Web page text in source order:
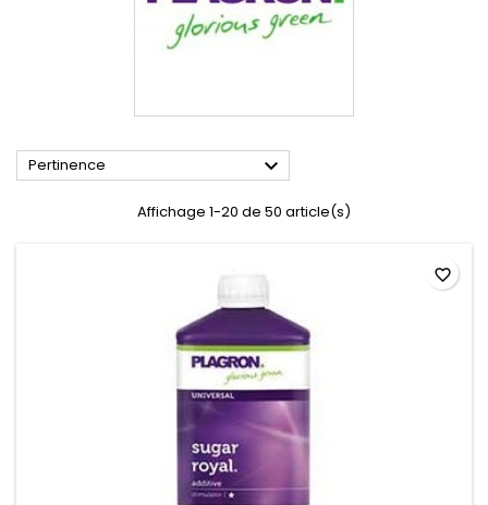
Pertinence 
Affichage 1-20 de 50 article(s)
favorite_border